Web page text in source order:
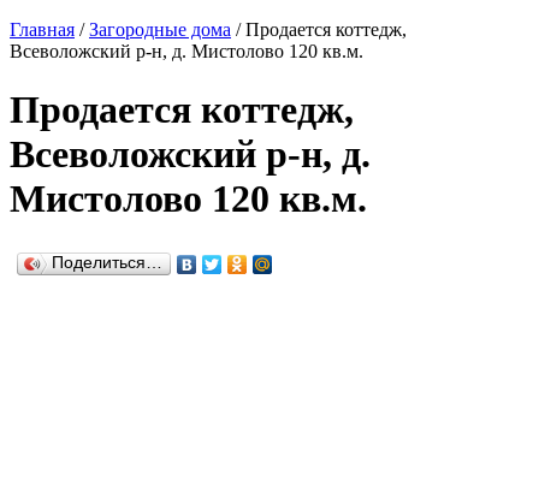
Главная / Загородные дома /Продается коттедж,
Всеволожский р-н, д. Мистолово 120 кв.м.
Продается коттедж,
Всеволожский р-н, д.
Мистолово 120 кв.м.
Поделиться…